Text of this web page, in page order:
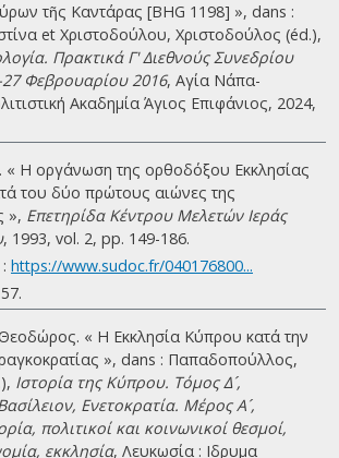
τῆς Καντάρας [BHG 1198] », dans :
et Χριστοδούλου, Χριστοδούλος (éd.),
Πρακτικά Γ' Διεθνούς Συνεδρίου
Φεβρουαρίου 2016, Αγία Νάπα-
Ακαδημία Άγιος Επιφάνιος, 2024,
Η οργάνωση της ορθοδόξου Εκκλησίας
του δύο πρώτους αιώνες της
», Επετηρίδα Κέντρου Μελετών Ιεράς
, 1993, vol. 2, pp. 149-186.
https://www.sudoc.fr/040176800...
« Η Εκκλησία Kύπρου κατά την
», dans : Παπαδοπούλλος,
Ιστορία της Κύπρου. Τόμος Δ´,
Ενετοκρατία. Μέρος Α´,
πολιτικοί και κοινωνικοί θεσμοί,
εκκλησία, Λευκωσία : Ιδρυμα